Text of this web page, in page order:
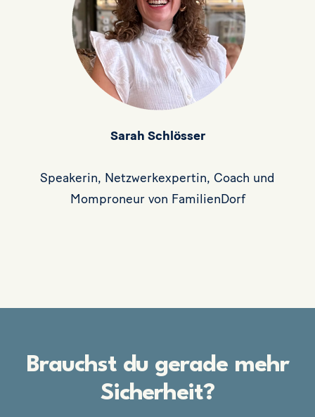
Sarah Schlösser
Speakerin, Netzwerkexpertin, Coach und
Momproneur von FamilienDorf
Brauchst du gerade mehr
Sicherheit?